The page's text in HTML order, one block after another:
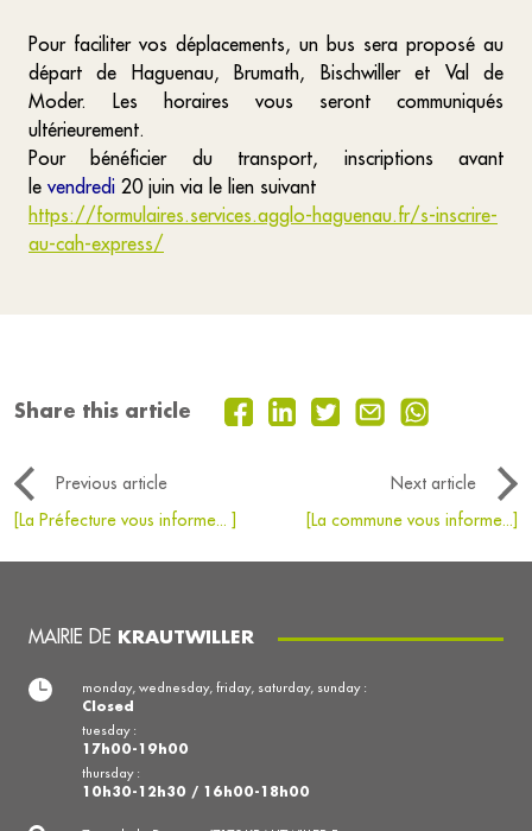
Pour faciliter vos déplacements, un bus sera proposé au
départ de Haguenau, Brumath, Bischwiller et Val de
Moder. Les horaires vous seront communiqués
ultérieurement.
Pour bénéficier du transport, inscriptions avant
le vendredi 20 juin via le lien suivant
https://formulaires.services.agglo-haguenau.fr/s-inscrire-
au-cah-express/
Share this article
Previous article
Next article
[La Préfecture vous informe... ]
[La commune vous informe...]
MAIRIE DE KRAUTWILLER
monday, wednesday, friday, saturday, sunday :
Closed
tuesday :
17h00-19h00
thursday :
10h30-12h30 / 16h00-18h00